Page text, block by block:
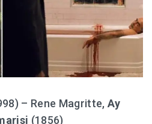
– Rene Magritte, Ay
(1856)